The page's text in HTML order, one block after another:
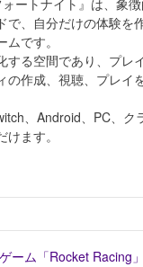
ートナイト』は、象
で、自分だけの体験を
です。
する空間であり、プレ
の作成、視聴、プレイ
、Android、PC、ク
ます。
ーム「Rocket Racing」